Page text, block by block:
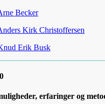
Becker
Kirk Christoffersen
Erik Busk
erfaringer og